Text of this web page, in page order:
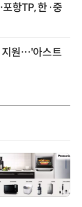
항TP, 한·중
지원…'아스트